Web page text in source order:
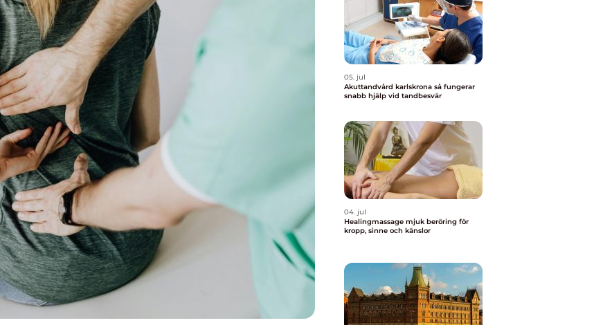
05. jul
Akuttandvård karlskrona så fungerar
snabb hjälp vid tandbesvär
04. jul
Healingmassage mjuk beröring för
kropp, sinne och känslor